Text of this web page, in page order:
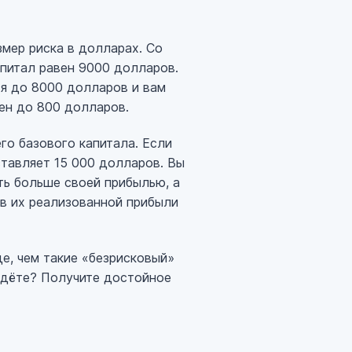
риска в долларах. Со
равен 9000 долларов.
до 8000 долларов и вам
до 800 долларов.
базового капитала. Если
15 000 долларов. Вы
больше своей прибылью, а
их реализованной прибыли
чем такие «безрисковый»
Получите достойное